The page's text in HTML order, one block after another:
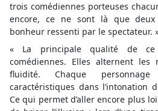
trois comédiennes porteuses
encore, ce ne sont là que
bonheur ressenti par le spectateur.
« La principale qualité de
comédiennes. Elles alternent les
fluidité. Chaque
caractéristiques dans l’intonation
Ce qui permet d’aller encore plus